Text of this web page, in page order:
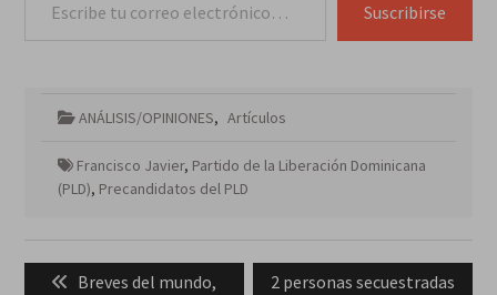
Suscribirse
ANÁLISIS/OPINIONES, Artículos
Francisco Javier, Partido de la Liberación Dominicana
(PLD), Precandidatos del PLD
Navegación
Previous
Breves del mundo,
Next
2 personas secuestradas